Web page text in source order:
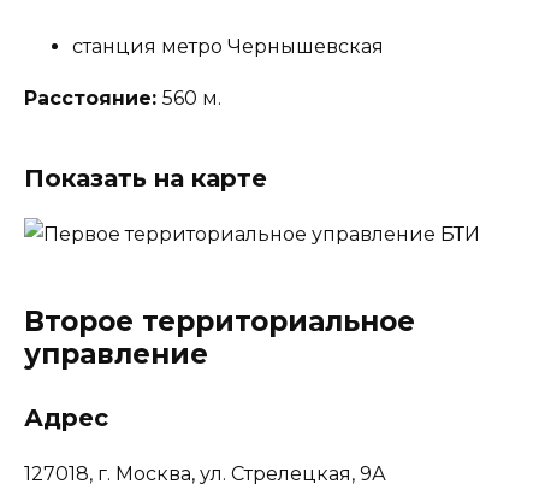
станция метро Чернышевская
Расстояние: 560 м.
Показать на карте
Второе территориальное
управление
Адрес
127018, г. Москва, ул. Стрелецкая, 9А